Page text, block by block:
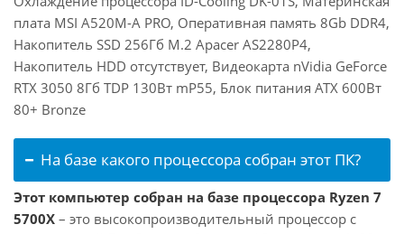
плата MSI A520M-A PRO, Оперативная память 8Gb DDR4,
Накопитель SSD 256Гб M.2 Apacer AS2280P4,
Накопитель HDD отсутствует, Видеокарта nVidia GeForce
RTX 3050 8Гб TDP 130Вт mP55, Блок питания ATX 600Вт
80+ Bronze
На базе какого процессора собран этот ПК?
Этот компьютер собран на базе процессора Ryzen 7
5700X – это высокопроизводительный процессор с